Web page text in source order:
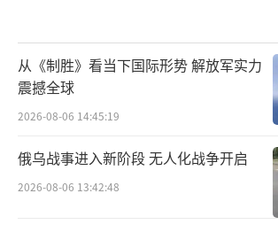
从《制胜》看当下国际形势 解放军实力
震撼全球
2026-08-06 14:45:19
俄乌战事进入新阶段 无人化战争开启
2026-08-06 13:42:48